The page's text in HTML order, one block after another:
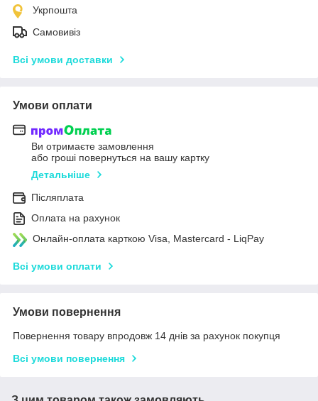
Укрпошта
Самовивіз
Всі умови доставки
Умови оплати
Ви отримаєте замовлення
або гроші повернуться на вашу картку
Детальніше
Післяплата
Оплата на рахунок
Онлайн-оплата карткою Visa, Mastercard - LiqPay
Всі умови оплати
Умови повернення
Повернення товару впродовж 14 днів за рахунок покупця
Всі умови повернення